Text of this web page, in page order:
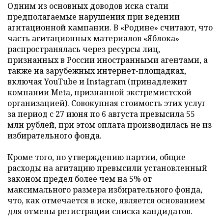
Одним из основных доводов иска стали
предполагаемые нарушения при ведении
агитационной кампании. В «Родине» считают, что
часть агитационных материалов «Яблока»
распространялась через ресурсы лиц,
признанных в России иностранными агентами, а
также на зарубежных интернет-площадках,
включая YouTube и Instagram (принадлежит
компании Meta, признанной экстремистской
организацией). Совокупная стоимость этих услуг
за период с 27 июня по 6 августа превысила 55
млн рублей, при этом оплата производилась не из
избирательного фонда.
Кроме того, по утверждению партии, общие
расходы на агитацию превысили установленный
законом предел более чем на 5% от
максимального размера избирательного фонда,
что, как отмечается в иске, является основанием
для отмены регистрации списка кандидатов.